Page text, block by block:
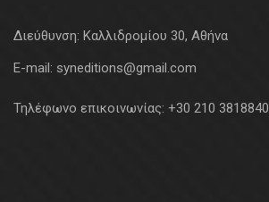
Διεύθυνση: Καλλιδρομίου 30, Αθήνα
E-mail: syneditions@gmail.com
Τηλέφωνο επικοινωνίας: +30 210 3818840